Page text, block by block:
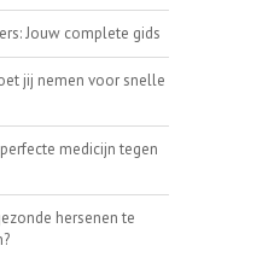
Jouw complete gids
jij nemen voor snelle
medicijn tegen
hersenen te